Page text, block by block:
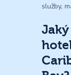
služby,